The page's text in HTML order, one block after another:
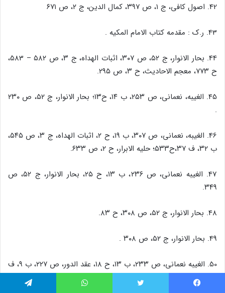
42. اصول کافی، ج ۱، ص ۳۹۷، کمال الدین، ج ۲، ص ۶۷۱
43. ر.ک : مقدمه کتاب الامام المکیه .
44. بحار الانوار، ج ۵۲، ص ۳۰۷، اثبات الهداه، ج ۳، ص ۵۸۲ – 583،
ح ۷۷۳، معجم الاحادیث، ح ۳، ص ۲۹۵.
45. الغیبه، نعمانی، ص ۲۵۳، ب ۱۴، ح۱۳؛ بحار الانوار، ج ۵۲، ص ۲۳۰
.
46. الغیبه، نعمانی، ص ۳۰۷، ب ۱۹، ح ۲، اثبات الهداه، ج ۳، ص ۵۴۵،
ب ۳۲، ف ۳۷،ح۵۳۳؛ حلیه الابرار، ح ۲، ص ۶۳۳.
47. الغیبه نعمانی، ص ۲۳۶، ب ۱۳، ح ۲۵، بحار الانوار، ج ۵۲، ص
۳۴۹.
48. بحار الانوار، ج ۵۲، ص ۳۰۸، ح ۸۳.
49. بحار الانوار، ج ۵۲، ص ۳۰۸ .
50. الغیبه نعمانی، ص ۲۳۳، ب ۱۳، ح ۱۸، عقد الدور، ص ۲۲۷، ب ۹، ف